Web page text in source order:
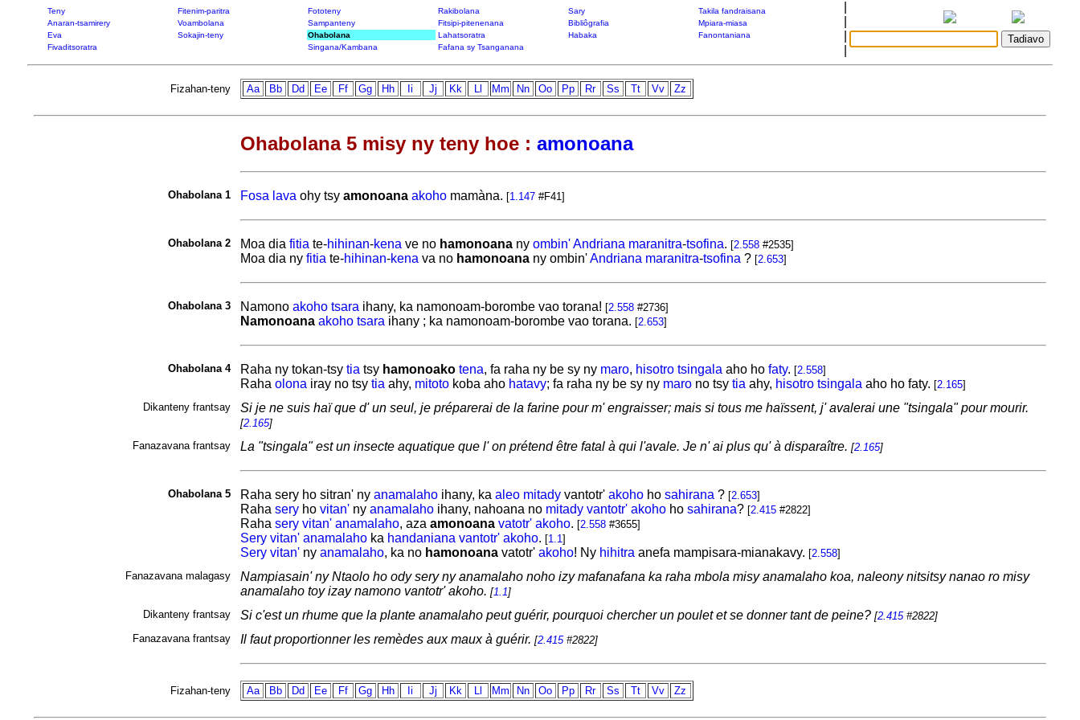
Teny Fitenim-paritra Fototeny Rakibolana Sary
Takila fandraisana
Anaran-tsamirery
Voambolana Sampanteny Fitsipi-pitenenana Bibliôgrafia
Mpiara-miasa
Eva
Sokajin-teny Ohabolana Lahatsoratra Habaka
Fanontaniana
Fivaditsoratra
Singana/Kambana Fafana sy Tsanganana
Fizahan-teny Aa Bb Dd Ee Ff Gg Hh Ii Jj Kk Ll Mm Nn Oo Pp Rr Ss Tt Vv Zz
Ohabolana 5 misy ny teny hoe : amonoana
Ohabolana 1 Fosa lava ohy tsy amonoana akohomamàna. [1.147#F41]
Ohabolana 2 Moa dia fitia te-hihinan-kena ve no hamonoanany ombin' Andriana maranitra-tsofina. [2.558#2535]
Moa dia ny fitia te-hihinan-kena va no hamonoanany ombin'Andriana maranitra-tsofina ? [2.653]
Ohabolana 3 Namono akoho tsara ihany, ka namonoam-borombe vao torana! [2.558#2736]
Namonoana akoho tsara ihany ; ka namonoam-borombe vao torana. [2.653]
Ohabolana 4 Raha ny tokan-tsy tia tsy hamonoako tena, fa raha ny be sy ny maro, hisotro tsingala aho ho faty. [2.558]
Raha olona iray no tsy tia ahy, mitotokoba aho hatavy; fa raha ny be sy ny marono tsy tia ahy, hisotro tsingala aho ho faty. [2.165]
Dikanteny frantsay
Si je ne suis haï que d' un seul, je préparerai de la farine pour m' engraisser; mais si tous me haïssent, j' avalerai une "tsingala" pour mourir.
[2.165]
Fanazavana frantsay
La "tsingala" est un insecte aquatique que l' on prétend être fatal à qui l'avale. Je n' ai plus qu' à disparaître. [2.165]
Ohabolana 5 Raha sery ho sitran' ny anamalahoihany, ka aleo mitady vantotr' akohoho sahirana ? [2.653]
Raha seryho vitan'ny anamalahoihany, nahoana no mitady vantotr' akohoho sahirana? [2.415#2822]
Raha sery vitan' anamalaho, aza amonoana vatotr' akoho. [2.558#3655]
Sery vitan' anamalahoka handaniana vantotr' akoho. [1.1]
Sery vitan'ny anamalaho, ka no hamonoana vatotr' akoho! Ny hihitra anefa mampisara-mianakavy. [2.558]
Fanazavana malagasy
Nampiasain' ny Ntaolo ho ody sery ny anamalaho noho izy mafanafana ka raha mbola misy anamalaho koa, naleony nitsitsy nanao ro misy
anamalaho toy izay namono vantotr' akoho. [1.1]
Dikanteny frantsay
Si c'est un rhume que la plante anamalaho peut guérir, pourquoi chercher un poulet et se donner tant de peine? [2.415#2822]
Fanazavana frantsay
Il faut proportionner les remèdes aux maux à guérir. [2.415#2822]
Fizahan-teny Aa Bb Dd Ee Ff Gg Hh Ii Jj Kk Ll Mm Nn Oo Pp Rr Ss Tt Vv Zz